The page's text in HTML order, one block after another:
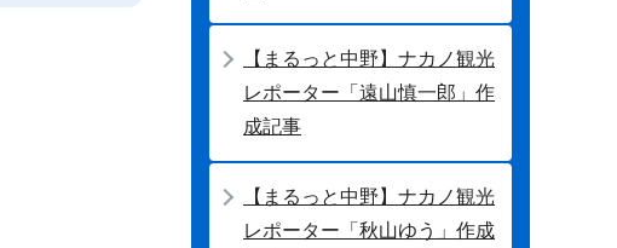
【まるっと中野】ナカノ観光
レポーター「遠山慎一郎」作
成記事
【まるっと中野】ナカノ観光
レポーター「秋山ゆう」作成